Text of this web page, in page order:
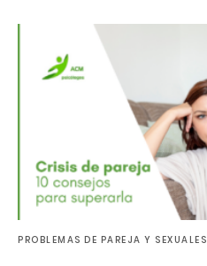
PROBLEMAS DE PAREJA Y SEXUALES